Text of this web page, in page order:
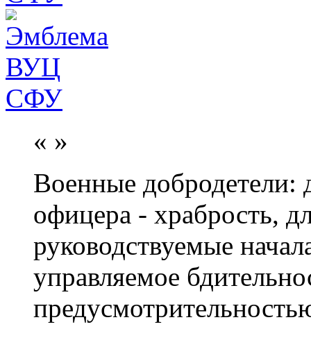
« »
Военные добродетели:
офицера - храбрость,
руководствуемые
управляемое